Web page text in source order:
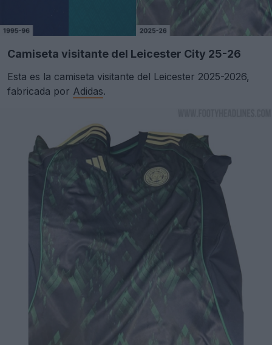
Camiseta visitante del Leicester City 25-26
Esta es la camiseta visitante del Leicester 2025-2026,
fabricada por Adidas.